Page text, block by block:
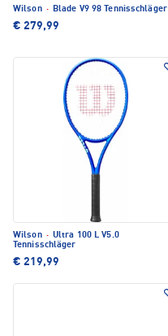
Wilson · Blade V9 98 Tennisschläger
€ 279,99
Wilson · Ultra 100 L V5.0
Tennisschläger
€ 219,99